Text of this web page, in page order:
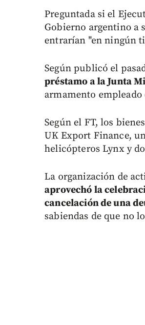
Preguntada si el
Gobierno argentino a
entrarían "en ningún
Según publicó el
préstamo a la Junta
armamento
Según el FT, los
UK Export Finance,
helicópteros Lynx y
La organización de
aprovechó la
cancelación de una
sabiendas de que no